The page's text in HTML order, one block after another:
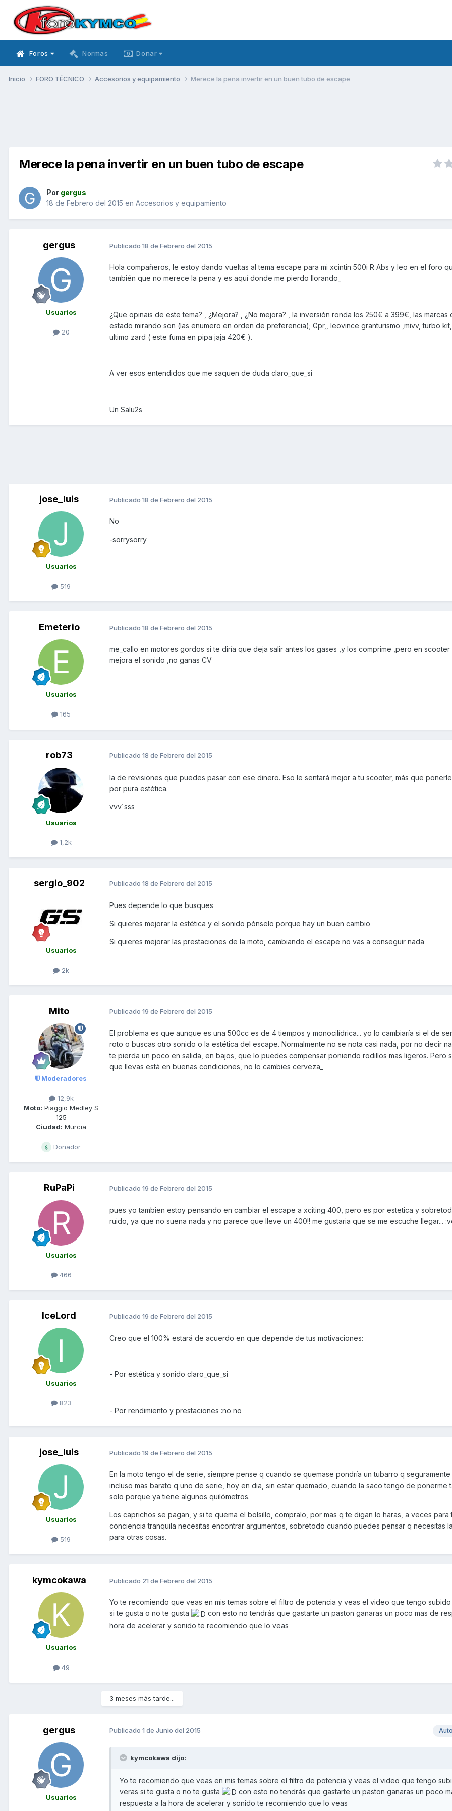
Foros Normas Donar
Inicio FORO TÉCNICO Accesorios y equipamiento Merece la pena invertir en un buen tubo de escape
Merece la pena invertir en un buen tubo de escape
Por gergus
18 de Febrero del 2015 en Accesorios y equipamiento
gergus
Usuarios
20
Publicado 18 de Febrero del 2015
Hola compañeros, le estoy dando vueltas al tema escape para mi xcintin 500i R Abs y leo en el foro
también que no merece la pena y es aquí donde me pierdo llorando_
¿Que opinais de este tema? , ¿Mejora? , ¿No mejora? , la inversión ronda los 250€ a 399€, las marcas
estado mirando son (las enumero en orden de preferencia); Gpr,, leovince granturismo ,mivv, turbo
ultimo zard ( este fuma en pipa jaja 420€ ).
A ver esos entendidos que me saquen de duda claro_que_si
Un Salu2s
jose_luis
Usuarios
519
Publicado 18 de Febrero del 2015
No
-sorrysorry
Emeterio
Usuarios
165
Publicado 18 de Febrero del 2015
me_callo en motores gordos si te diría que deja salir antes los gases ,y los comprime ,pero en scooter
mejora el sonido ,no ganas CV
rob73
Usuarios
1,2k
Publicado 18 de Febrero del 2015
la de revisiones que puedes pasar con ese dinero. Eso le sentará mejor a tu scooter, más que
por pura estética.
vvv´sss
sergio_902
Usuarios
2k
Publicado 18 de Febrero del 2015
Pues depende lo que busques
Si quieres mejorar la estética y el sonido pónselo porque hay un buen cambio
Si quieres mejorar las prestaciones de la moto, cambiando el escape no vas a conseguir nada
Mito
Moderadores
12,9k
Moto: Piaggio Medley S
125
Ciudad: Murcia
Donador
Publicado 19 de Febrero del 2015
El problema es que aunque es una 500cc es de 4 tiempos y monocilídrica... yo lo cambiaría si el de
roto o buscas otro sonido o la estética del escape. Normalmente no se nota casi nada, por no decir
te pierda un poco en salida, en bajos, que lo puedes compensar poniendo rodillos mas ligeros. Pero
que llevas está en buenas condiciones, no lo cambies cerveza_
RuPaPi
Usuarios
466
Publicado 19 de Febrero del 2015
pues yo tambien estoy pensando en cambiar el escape a xciting 400, pero es por estetica y
ruido, ya que no suena nada y no parece que lleve un 400!! me gustaria que se me escuche llegar...
IceLord
Usuarios
823
Publicado 19 de Febrero del 2015
Creo que el 100% estará de acuerdo en que depende de tus motivaciones:
- Por estética y sonido claro_que_si
- Por rendimiento y prestaciones :no no
jose_luis
Usuarios
519
Publicado 19 de Febrero del 2015
En la moto tengo el de serie, siempre pense q cuando se quemase pondría un tubarro q seguramente
incluso mas barato q uno de serie, hoy en dia, sin estar quemado, cuando la saco tengo de ponerme
solo porque ya tiene algunos quilómetros.
Los caprichos se pagan, y si te quema el bolsillo, compralo, por mas q te digan lo haras, a veces para
conciencia tranquila necesitas encontrar argumentos, sobretodo cuando puedes pensar q necesitas
para otras cosas.
kymcokawa
Usuarios
49
Publicado 21 de Febrero del 2015
Yo te recomiendo que veas en mis temas sobre el filtro de potencia y veas el video que tengo
si te gusta o no te gusta
con esto no tendrás que gastarte un paston ganaras un poco mas de
hora de acelerar y sonido te recomiendo que lo veas
3 meses más tarde...
gergus
Usuarios
Publicado 1 de Junio del 2015
kymcokawa dijo:
Yo te recomiendo que veas en mis temas sobre el filtro de potencia y veas el video que tengo
veras si te gusta o no te gusta
con esto no tendrás que gastarte un paston ganaras un poco
respuesta a la hora de acelerar y sonido te recomiendo que lo veas